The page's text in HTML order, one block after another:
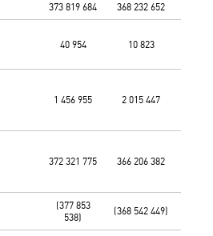
373 819 684 368 232 652
40 954 10 823
1 456 955 2 015 447
372 321 775 366 206 382
(377 853
538)
(368 542 449)